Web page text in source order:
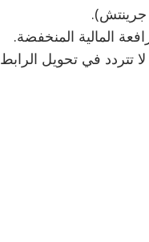
المالية المنخفضة.
تتردد في تحويل الرابط